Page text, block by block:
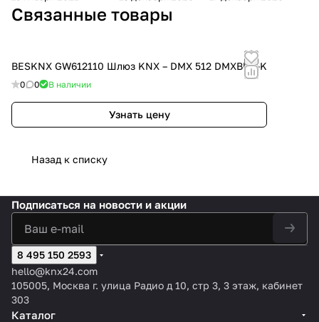
Связанные товары
BESKNX GW612110 Шлюз KNX – DMX 512 DMXBUS-K
0 0 В наличии
Узнать цену
Назад к списку
Подписаться на новости и акции
8 495 150 2593
hello@knx24.com
105005, Москва г. улица Радио д 10, стр 3, 3 этаж, кабинет
303
Каталог